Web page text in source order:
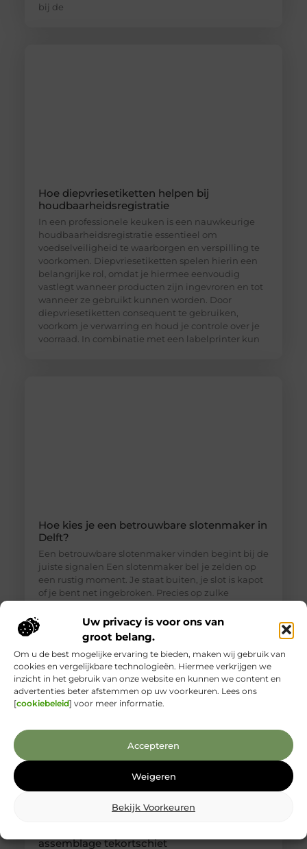
Uw privacy is voor ons van
groot belang.
Om u de best mogelijke ervaring te bieden, maken wij gebruik van
cookies en vergelijkbare technologieën. Hiermee verkrijgen we
inzicht in het gebruik van onze website en kunnen we content en
advertenties beter afstemmen op uw voorkeuren. Lees ons
[cookiebeleid] voor meer informatie.
Accepteren
Weigeren
Bekijk Voorkeuren
bij de
Hoe diepvriesetiketten helpen bij
houdbaarheidsregistratie
In een professionele keuken is een nauwkeurige
houdbaarheidsregistratie essentieel om
voedselveiligheid te waarborgen en verspilling te
voorkomen. Diepvriesetiketten spelen hierin een
belangrijke rol, omdat je hiermee eenvoudig
vastlegt wanneer producten zijn ingevroren en tot
wanneer ze gebruikt kunnen worden. Door
diepvriesetiketten consequent te gebruiken,
voorkom je verwarring en houd je controle over je
voorraad. In combinatie met een labelprinter kun
Hoe kies je een betrouwbare slotenmaker in
Delft?
Een betrouwbare slotenmaker vinden begint bij de
juiste signalen Een slotenmaker bel je zelden op
een rustig moment. Je staat buiten, je slot is kapot
of je bent net ingebroken. Precies op zulke
je voor je hebt. Toch is een betrouwbare
slotenmaker in Delft geen zeldzaamheid, als je
weet waar je
assemblage tekortschiet